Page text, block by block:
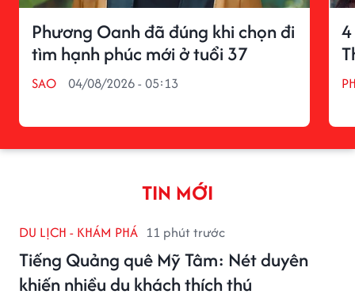
Phương Oanh đã đúng khi chọn đi
tìm hạnh phúc mới ở tuổi 37
SAO 04/08/2026 - 05:13
TIN MỚI
DU LỊCH - KHÁM PHÁ 11 phút trước
Tiếng Quảng quê Mỹ Tâm: Nét duyên
khiến nhiều du khách thích thú